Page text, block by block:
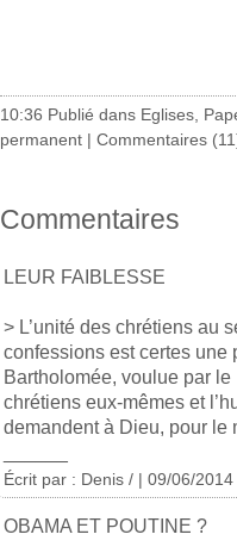
10:36 Publié dans Eglises
permanent | Commentaires
Commentaires
LEUR FAIBLESSE
> L’unité des chrétiens au
confessions est certes une
Bartholomée, voulue par
chrétiens eux-mêmes et
demandent à Dieu, pour le
Écrit par : Denis / | 09/06/2014
OBAMA ET POUTINE ?